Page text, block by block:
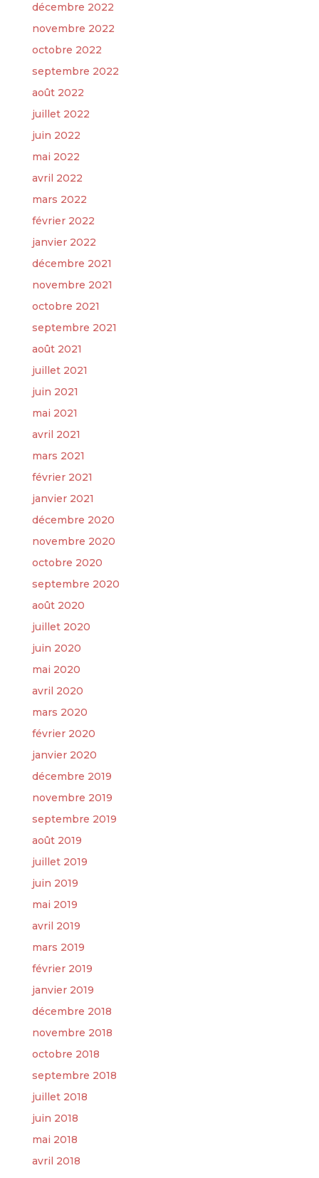
décembre 2022
novembre 2022
octobre 2022
septembre 2022
août 2022
juillet 2022
juin 2022
mai 2022
avril 2022
mars 2022
février 2022
janvier 2022
décembre 2021
novembre 2021
octobre 2021
septembre 2021
août 2021
juillet 2021
juin 2021
mai 2021
avril 2021
mars 2021
février 2021
janvier 2021
décembre 2020
novembre 2020
octobre 2020
septembre 2020
août 2020
juillet 2020
juin 2020
mai 2020
avril 2020
mars 2020
février 2020
janvier 2020
décembre 2019
novembre 2019
septembre 2019
août 2019
juillet 2019
juin 2019
mai 2019
avril 2019
mars 2019
février 2019
janvier 2019
décembre 2018
novembre 2018
octobre 2018
septembre 2018
juillet 2018
juin 2018
mai 2018
avril 2018